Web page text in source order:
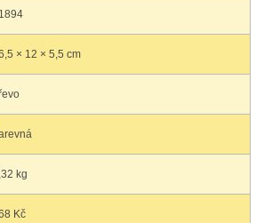
× 12 × 5,5 cm
kg
Kč